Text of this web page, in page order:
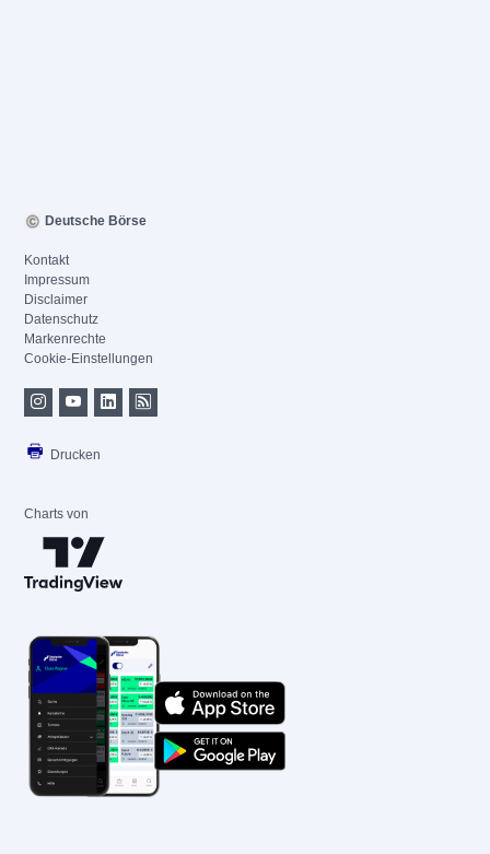
Deutsche Börse
Kontakt
Impressum
Disclaimer
Datenschutz
Markenrechte
Cookie-Einstellungen
Drucken
Charts von